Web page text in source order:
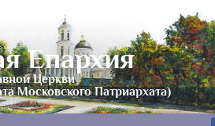
Епархия
Церкви
Московского Патриархата)